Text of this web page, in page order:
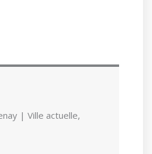
| Ville actuelle,